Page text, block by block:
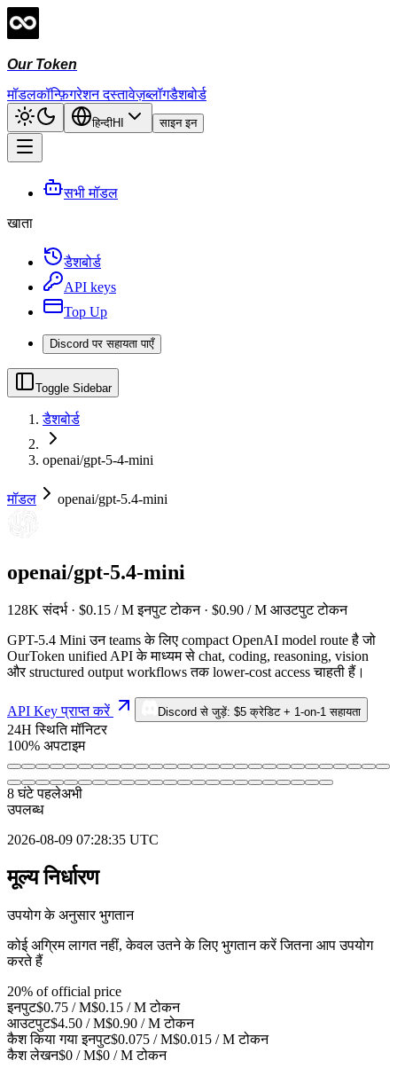
Our Token
मॉडलकॉन्फ़िगरेशन दस्तावेज़ब्लॉगडैशबोर्ड
हिन्दीHI साइन इन
सभी मॉडल
खाता
डैशबोर्ड
API keys
Top Up
Discord पर सहायता पाएँ
Toggle Sidebar
डैशबोर्ड
openai/gpt-5-4-mini
मॉडल openai/gpt-5.4-mini
openai/gpt-5.4-mini
128K संदर्भ · $0.15 / M इनपुट टोकन · $0.90 / M आउटपुट टोकन
GPT-5.4 Mini उन teams के लिए compact OpenAI model route है जो
OurToken unified API के माध्यम से chat, coding, reasoning, vision
और structured output workflows तक lower-cost access चाहती हैं।
API Key प्राप्त करें Discord से जुड़ें: $5 क्रेडिट + 1-on-1 सहायता
24H स्थिति मॉनिटर
100% अपटाइम
8 घंटे पहलेअभी
उपलब्ध
2026-08-09 07:28:35 UTC
मूल्य निर्धारण
उपयोग के अनुसार भुगतान
कोई अग्रिम लागत नहीं, केवल उतने के लिए भुगतान करें जितना आप उपयोग
करते हैं
20% of official price
इनपुट$0.75 / M$0.15 / M टोकन
आउटपुट$4.50 / M$0.90 / M टोकन
कैश किया गया इनपुट$0.075 / M$0.015 / M टोकन
कैश लेखन$0 / M$0 / M टोकन